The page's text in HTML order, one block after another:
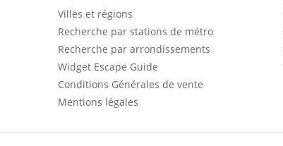
Villes et régions
Recherche par stations de métro
Recherche par arrondissements
Widget Escape Guide
Conditions Générales de vente
Mentions légales